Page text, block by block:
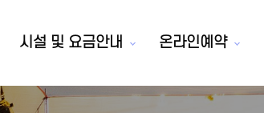
시설 및 요금안내 온라인예약